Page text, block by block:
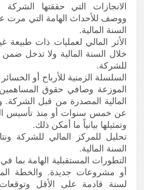
الانجازات التي حققتها الشركة
ووصف للأحداث الهامة التي مرت
السنة المالية.
الأثر المالي لعمليات ذات طبيعة
خلال السنة المالية ولا تدخل
للشركة.
السلسلة الزمنية للأرباح أو
الموزعة وصافي حقوق المساهمين
المالية المصدرة من قبل الشركة.
عن خمس سنوات أو منذ تأسيس
وتمثيلها بيانياً ما أمكن ذلك.
تحليل للمركز المالي للشركة
السنة المالية.
التطورات المستقبلية الهامة بما
أو مشروعات جديدة. والخطة
لسنة قادمة على الأقل